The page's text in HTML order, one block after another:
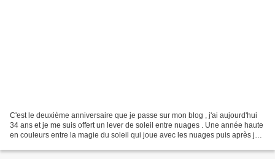
C'est le deuxième anniversaire que je passe sur mon blog , j'ai aujourd'hui
34 ans et je me suis offert un lever de soleil entre nuages . Une année haute
en couleurs entre la magie du soleil qui joue avec les nuages puis après je